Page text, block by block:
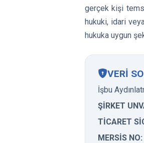
gerçek kişi
hukuki, idari
hukuka uygun
VERİ
İşbu
ŞİRKET
TİCARET
MERSİS NO: